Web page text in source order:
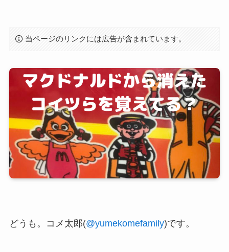
当ページのリンクには広告が含まれています。
どうも。コメ太郎(@yumekomefamily)です。